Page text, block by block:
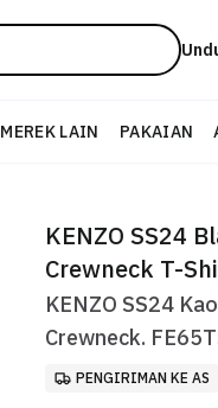
MEREK LAIN PAKAIAN
KENZO SS24
Crewneck T-
KENZO SS24
Crewneck.
PENGIRIMAN KE AS